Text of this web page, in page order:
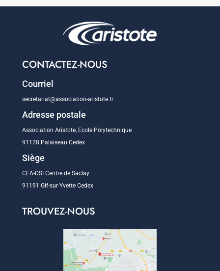
CONTACTEZ-NOUS
Courriel
secretariat@association-aristote.fr
Adresse postale
Association Aristote, Ecole Polytechnique
91128 Palaiseau Cedex
Siège
CEA-DSI Centre de Saclay
91191 Gif-sur-Yvette Cedex
TROUVEZ-NOUS